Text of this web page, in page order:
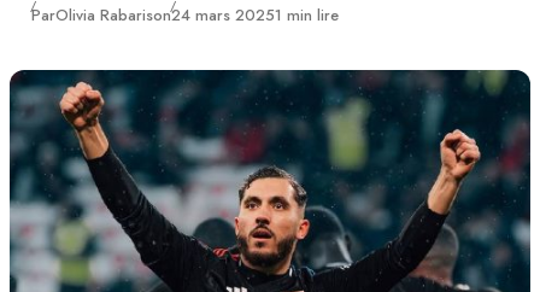
ParOlivia RabarisonPublié
24 mars 20251 min lire